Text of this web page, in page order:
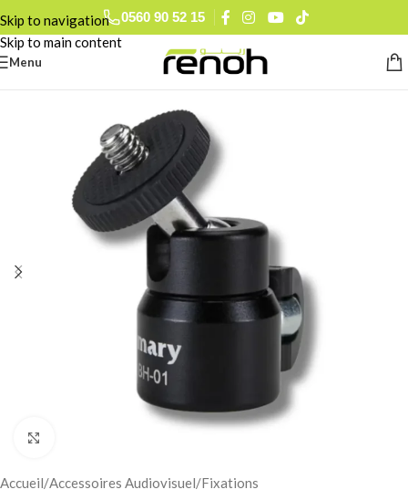
Skip to navigation
Skip to main content
0560 90 52 15
Menu
Accueil/Accessoires Audiovisuel/Fixations